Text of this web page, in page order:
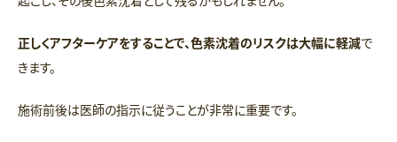
正しくアフターケアをすることで、色素沈着のリスクは大幅に軽減で
きます。
施術前後は医師の指示に従うことが非常に重要です。